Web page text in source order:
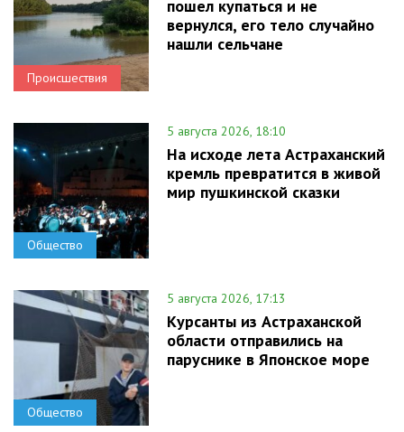
Происшествия
пошел купаться и не
вернулся, его тело случайно
нашли сельчане
Общество
5 августа 2026, 18:10
На исходе лета Астраханский
кремль превратится в живой
мир пушкинской сказки
Общество
5 августа 2026, 17:13
Курсанты из Астраханской
области отправились на
паруснике в Японское море